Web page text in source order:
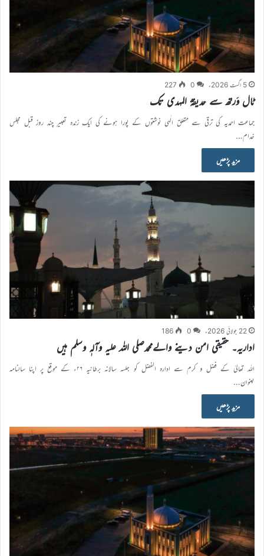
5 اگست 2026ء 0
227
ٹال وَرتھ سے حدیقۃ المہدی تک
جماعت احمدیہ کی ترقی سے متعلق الٰہی نوشتوں کے پورا ہونے کی ایک زندہ تعبیر چند روز قبل مجلس
خدام…
مزید پڑھیں
22 جولائی 2026ء 0
186
اداریہ۔ حقیقی امن دینے والےمحمدصلی اللہ علیہ وآلہٖ وسلم ہیں
اللہ تعالیٰ کے فضل و کرم سے ادارہ الفضل کو جلسہ سالانہ برطانیہ ۲۶ء کے موقع پر اپنا سالنامہ
بعنوان…
مزید پڑھیں